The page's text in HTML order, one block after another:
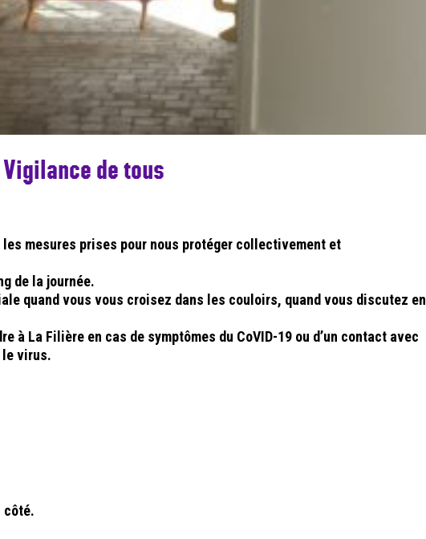
Vigilance de tous
mesures prises pour nous protéger collectivement et
de la journée.
quand vous vous croisez dans les couloirs, quand vous discutez en
à La Filière en cas de symptômes du CoVID-19 ou d’un contact avec
le virus.
côté.